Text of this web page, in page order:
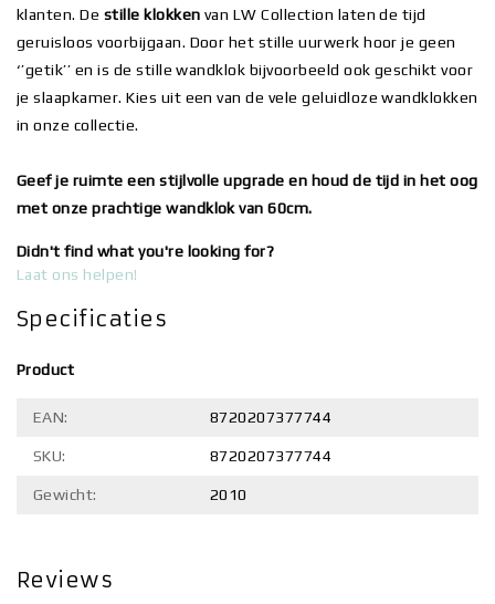
klanten. De stille klokken van LW Collection laten de tijd
geruisloos voorbijgaan. Door het stille uurwerk hoor je geen
‘’getik’’ en is de stille wandklok bijvoorbeeld ook geschikt voor
je slaapkamer. Kies uit een van de vele geluidloze wandklokken
in onze collectie.
Geef je ruimte een stijlvolle upgrade en houd de tijd in het oog
met onze prachtige wandklok van 60cm.
Didn't find what you're looking for?
Laat ons helpen!
Specificaties
Product
EAN: 8720207377744
SKU: 8720207377744
Gewicht: 2010
Reviews